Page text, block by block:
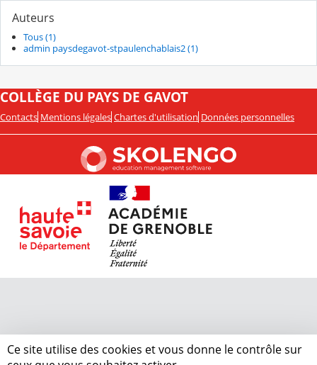
Auteurs
Tous (1)
admin paysdegavot-stpaulenchablais2 (1)
COLLÈGE DU PAYS DE GAVOT
Contacts Mentions légales Chartes d'utilisation Données personnelles
Ce site utilise des cookies et vous donne le contrôle sur